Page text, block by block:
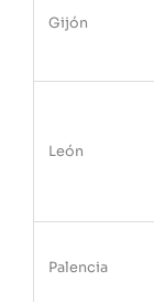
Gijón
León
Palencia